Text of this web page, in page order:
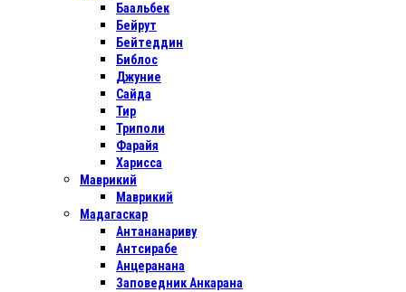
Баальбек
Бейрут
Бейтеддин
Библос
Джуние
Сайда
Тир
Триполи
Фарайя
Харисса
Маврикий
Маврикий
Мадагаскар
Антананариву
Антсирабе
Анцеранана
Заповедник Анкарана